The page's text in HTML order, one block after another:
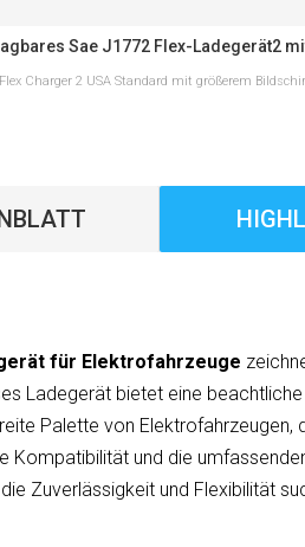
Flex Charger 2 USA Standard mit größerem
für Elektrofahrzeuge
Ladegerät bietet eine
Palette von Elektrofahrzeugen,
Kompatibilität und die
Zuverlässigkeit und Flexibilität